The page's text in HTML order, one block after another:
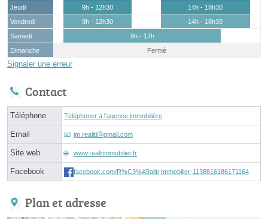
Jeudi
9h - 12h30
14h - 18h30
Vendredi
9h - 12h30
14h - 18h30
Samedi
9h - 17h
Dimanche
Fermé
Signaler une erreur
Contact
Téléphone Téléphoner à l'agence immobilière
Email jm.realitiⓐgmail.com
Site web www.realitimmobilier.fr
Facebook facebook.com/R%C3%A9aliti-Immobilier-1138816186171164
Plan et adresse